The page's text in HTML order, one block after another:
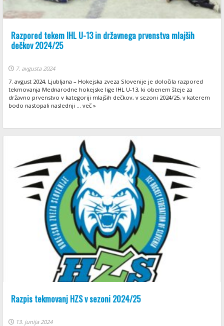
Razpored tekem IHL U-13 in državnega prvenstva mlajših
dečkov 2024/25
7. avgusta 2024
7. avgust 2024, Ljubljana – Hokejska zveza Slovenije je določila razpored
tekmovanja Mednarodne hokejske lige IHL U-13, ki obenem šteje za
državno prvenstvo v kategoriji mlajših dečkov, v sezoni 2024/25, v katerem
bodo nastopali naslednji ... več »
Razpis tekmovanj HZS v sezoni 2024/25
13. junija 2024